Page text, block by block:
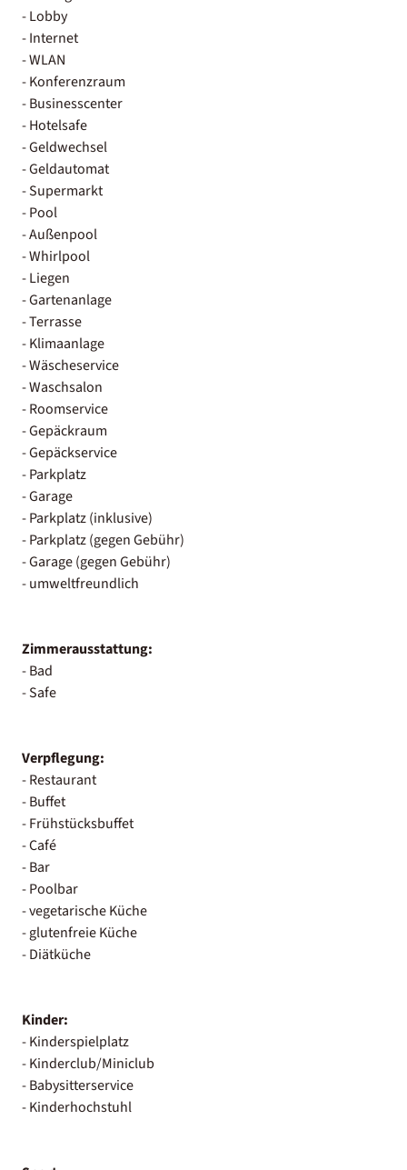
- Lobby
- Internet
- WLAN
- Konferenzraum
- Businesscenter
- Hotelsafe
- Geldwechsel
- Geldautomat
- Supermarkt
- Pool
- Außenpool
- Whirlpool
- Liegen
- Gartenanlage
- Terrasse
- Klimaanlage
- Wäscheservice
- Waschsalon
- Roomservice
- Gepäckraum
- Gepäckservice
- Parkplatz
- Garage
- Parkplatz (inklusive)
- Parkplatz (gegen Gebühr)
- Garage (gegen Gebühr)
- umweltfreundlich
Zimmerausstattung:
- Bad
- Safe
Verpflegung:
- Restaurant
- Buffet
- Frühstücksbuffet
- Café
- Bar
- Poolbar
- vegetarische Küche
- glutenfreie Küche
- Diätküche
Kinder:
- Kinderspielplatz
- Kinderclub/Miniclub
- Babysitterservice
- Kinderhochstuhl